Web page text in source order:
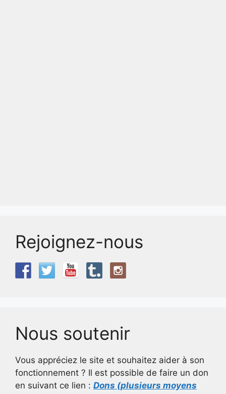
Rejoignez-nous
Nous soutenir
Vous appréciez le site et souhaitez aider à son
fonctionnement ? Il est possible de faire un don
en suivant ce lien : Dons (plusieurs moyens